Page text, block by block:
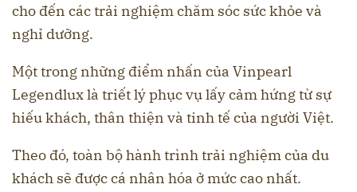
cho đến các trải nghiệm chăm sóc sức khỏe và
nghỉ dưỡng.
Một trong những điểm nhấn của Vinpearl
Legendlux là triết lý phục vụ lấy cảm hứng từ sự
hiếu khách, thân thiện và tinh tế của người Việt.
Theo đó, toàn bộ hành trình trải nghiệm của du
khách sẽ được cá nhân hóa ở mức cao nhất.